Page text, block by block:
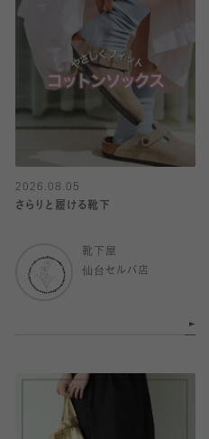
2026.08.05
さらりと履ける靴下
靴下屋
仙台セルバ店